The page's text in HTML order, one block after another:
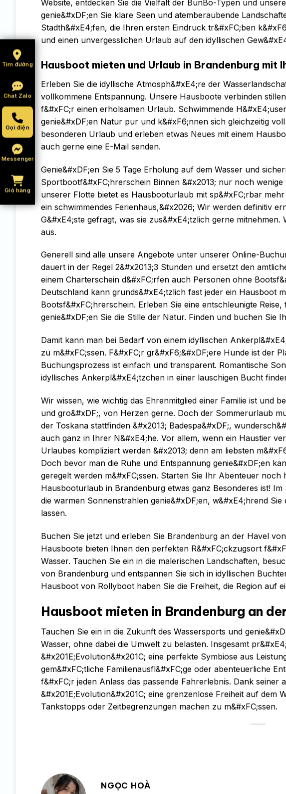
Website, entdecken Sie die Vielfalt der BunBo-Typen und
genie&#xDF;en Sie klare Seen und atemberaubende
Stadth&#xE4;fen, die Ihren ersten Eindruck tr&#xFC;ben
und einen unvergesslichen Urlaub auf den idyllischen
Hausboot mieten und Urlaub in Brandenburg mit
Erleben Sie die idyllische Atmosph&#xE4;re der
vollkommene Entspannung. Unsere Hausboote verbinden
f&#xFC;r einen erholsamen Urlaub. Schwimmende
genie&#xDF;en Natur pur und k&#xF6;nnen sich gleichzeitig
besonderen Urlaub und erleben etwas Neues mit einem
auch gerne eine E-Mail senden.
Genie&#xDF;en Sie 5 Tage Erholung auf dem Wasser und
Sportbootf&#xFC;hrerschein Binnen &#x2013; nur noch
unserer Flotte bietet es Hausbooturlaub mit sp&#xFC;rbar
ein schwimmendes Ferienhaus,&#x2026; Wir werden definitiv
G&#xE4;ste gefragt, was sie zus&#xE4;tzlich gerne
aus.
Generell sind alle unsere Angebote unter unserer Online-
dauert in der Regel 2&#x2013;3 Stunden und ersetzt den
einem Charterschein d&#xFC;rfen auch Personen ohne
Deutschland kann grunds&#xE4;tzlich fast jeder ein Hausboot
Bootsf&#xFC;hrerschein. Erleben Sie eine entschleunigte
genie&#xDF;en Sie die Stille der Natur. Finden und buchen Sie
Damit kann man bei Bedarf von einem idyllischen
zu m&#xFC;ssen. F&#xFC;r gr&#xF6;&#xDF;ere Hunde ist der
Buchungsprozess ist einfach und transparent. Romantische
idyllisches Ankerpl&#xE4;tzchen in einer lauschigen Bucht
Wir wissen, wie wichtig das Ehrenmitglied einer Familie ist und
und gro&#xDF;, von Herzen gerne. Doch der Sommerurlaub
der Toskana stattfinden &#x2013; Badespa&#xDF;,
auch ganz in Ihrer N&#xE4;he. Vor allem, wenn ein Haustier
Urlaubes kompliziert werden &#x2013; denn am liebsten
Doch bevor man die Ruhe und Entspannung genie&#xDF;en
geregelt werden m&#xFC;ssen. Starten Sie Ihr Abenteuer
Hausbooturlaub in Brandenburg etwas ganz Besonderes ist!
die warmen Sonnenstrahlen genie&#xDF;en, w&#xE4;hrend
lassen.
Buchen Sie jetzt und erleben Sie Brandenburg an der Havel
Hausboote bieten Ihnen den perfekten R&#xFC;ckzugsort
Wasser. Tauchen Sie ein in die malerischen Landschaften,
von Brandenburg und entspannen Sie sich in idyllischen
Hausboot von Rollyboot haben Sie die Freiheit, die Region auf
Hausboot mieten in Brandenburg an
Tauchen Sie ein in die Zukunft des Wassersports und
Wasser, ohne dabei die Umwelt zu belasten. Insgesamt
&#x201E;Evolution&#x201C; eine perfekte Symbiose aus
gem&#xFC;tliche Familienausfl&#xFC;ge oder abenteuerliche
f&#xFC;r jeden Anlass das passende Fahrerlebnis. Dank seiner
&#x201E;Evolution&#x201C; eine grenzenlose Freiheit auf dem
Tankstopps oder Zeitbegrenzungen machen zu m&#xFC;ssen.
NGỌC HOÀ
Tìm đường
Chat Zalo
Gọi điện
Messenger
Giỏ hàng